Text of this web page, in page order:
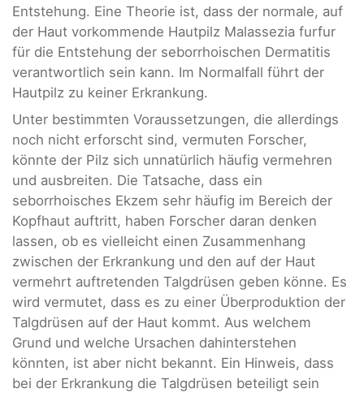
Entstehung. Eine Theorie ist, dass der normale, auf
der Haut vorkommende Hautpilz Malassezia furfur
für die Entstehung der seborrhoischen Dermatitis
verantwortlich sein kann. Im Normalfall führt der
Hautpilz zu keiner Erkrankung.
Unter bestimmten Voraussetzungen, die allerdings
noch nicht erforscht sind, vermuten Forscher,
könnte der Pilz sich unnatürlich häufig vermehren
und ausbreiten. Die Tatsache, dass ein
seborrhoisches Ekzem sehr häufig im Bereich der
Kopfhaut auftritt, haben Forscher daran denken
lassen, ob es vielleicht einen Zusammenhang
zwischen der Erkrankung und den auf der Haut
vermehrt auftretenden Talgdrüsen geben könne. Es
wird vermutet, dass es zu einer Überproduktion der
Talgdrüsen auf der Haut kommt. Aus welchem
Grund und welche Ursachen dahinterstehen
könnten, ist aber nicht bekannt. Ein Hinweis, dass
bei der Erkrankung die Talgdrüsen beteiligt sein